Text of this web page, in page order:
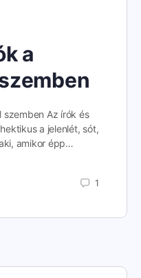
a
szemben Az írók és
a jelenlét, sót,
amikor épp…
1